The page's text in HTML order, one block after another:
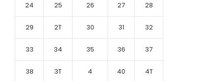
24 25 26 27 28
29 2T 30 31 32
33 34 35 36 37
38 3T 4 40 4T